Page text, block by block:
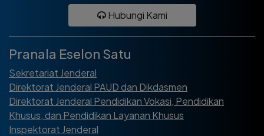
Hubungi Kami
Pranala Eselon Satu
Sekretariat Jenderal
Direktorat Jenderal PAUD dan Dikdasmen
Direktorat Jenderal Pendidikan Vokasi, Pendidikan
Khusus, dan Pendidikan Layanan Khusus
Inspektorat Jenderal